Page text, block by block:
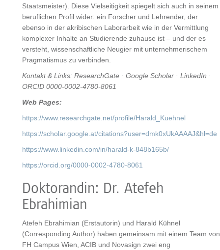
Staatsmeister). Diese Vielseitigkeit spiegelt sich auch in seinem
beruflichen Profil wider: ein Forscher und Lehrender, der
ebenso in der akribischen Laborarbeit wie in der Vermittlung
komplexer Inhalte an Studierende zuhause ist – und der es
versteht, wissenschaftliche Neugier mit unternehmerischem
Pragmatismus zu verbinden.
Kontakt & Links: ResearchGate · Google Scholar · LinkedIn ·
ORCID 0000-0002-4780-8061
Web Pages:
https://www.researchgate.net/profile/Harald_Kuehnel
https://scholar.google.at/citations?user=dmk0xUkAAAAJ&hl=de
https://www.linkedin.com/in/harald-k-848b165b/
https://orcid.org/0000-0002-4780-8061
Doktorandin: Dr. Atefeh
Ebrahimian
Atefeh Ebrahimian (Erstautorin) und Harald Kühnel
(Corresponding Author) haben gemeinsam mit einem Team von
FH Campus Wien, ACIB und Novasign zwei eng